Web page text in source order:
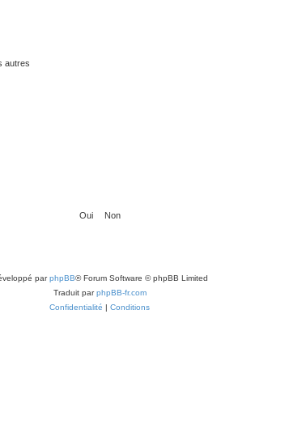
autres
parphpBB® Forum Software © phpBB Limited
Traduit parphpBB-fr.com
Confidentialité | Conditions